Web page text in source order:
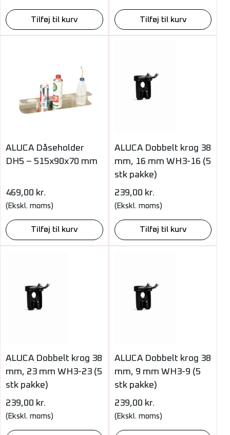
Tilføj til kurv Tilføj til kurv
ALUCA Dåseholder
DH5 – 515x90x70 mm
469,00 kr.
(Ekskl. moms)
Tilføj til kurv
ALUCA Dobbelt krog 38
mm, 16 mm WH3-16 (5
stk pakke)
239,00 kr.
(Ekskl. moms)
Tilføj til kurv
ALUCA Dobbelt krog 38
mm, 23 mm WH3-23 (5
stk pakke)
239,00 kr.
(Ekskl. moms)
ALUCA Dobbelt krog 38
mm, 9 mm WH3-9 (5
stk pakke)
239,00 kr.
(Ekskl. moms)